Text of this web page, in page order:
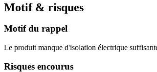
Motif & risques
Motif du rappel
Le produit manque d'isolation électrique
Risques encourus